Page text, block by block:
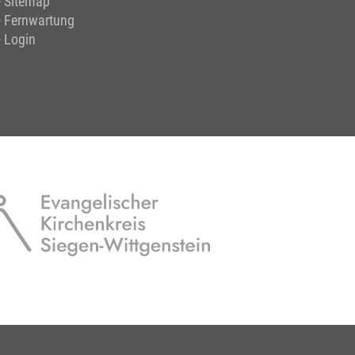
Fernwartung
Login